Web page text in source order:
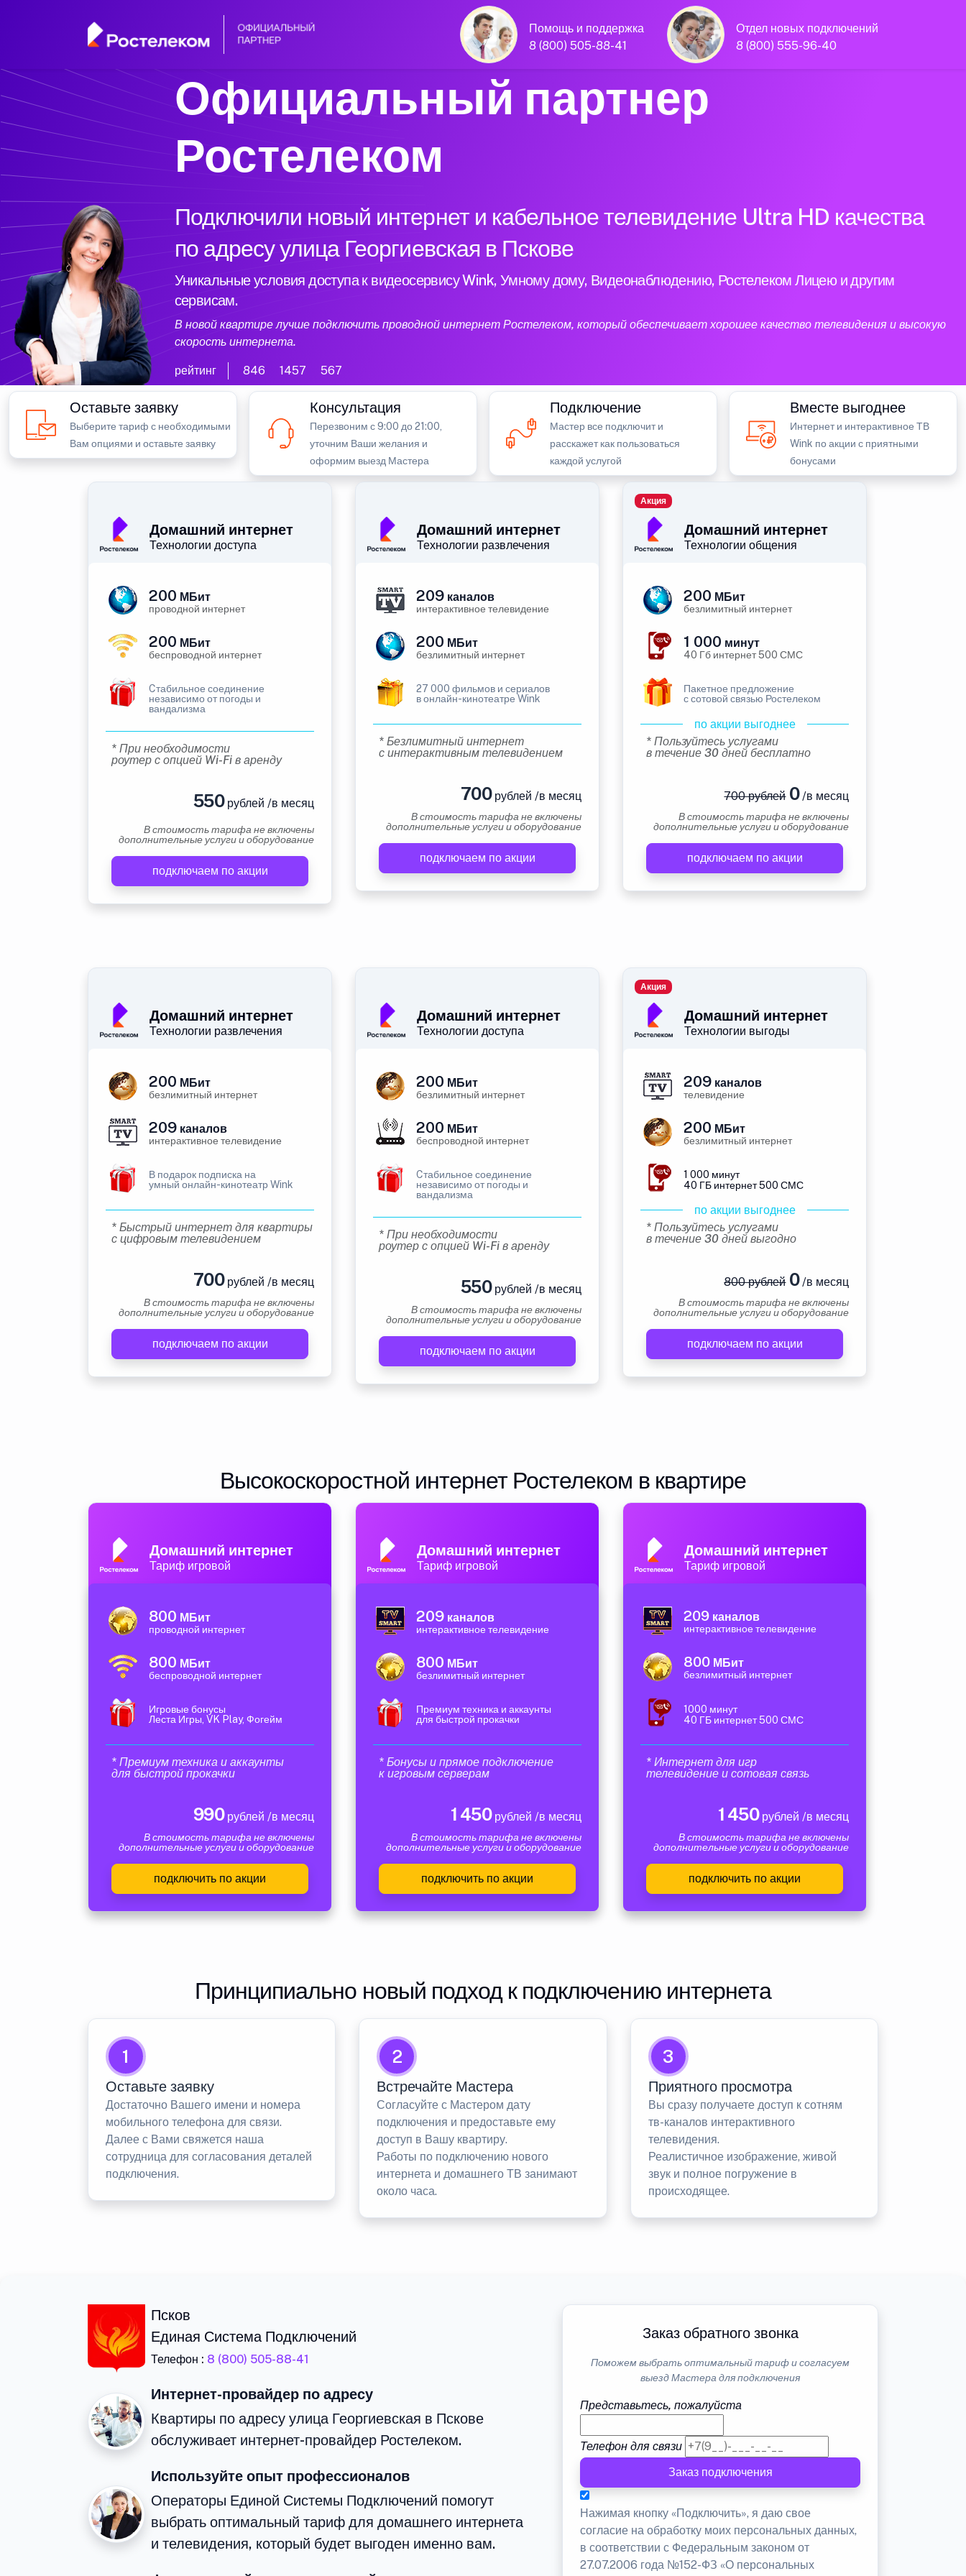
Помощь и поддержка
8 (800) 505-88-41
Отдел новых подключений
8 (800) 555-96-40
Официальный партнер
Ростелеком
Подключили новый интернет и кабельное телевидение Ultra HD качества
по адресу улица Георгиевская в Пскове
Уникальные условия доступа к видеосервису Wink, Умному дому, Видеонаблюдению, Ростелеком Лицею и другим
сервисам.
В новой квартире лучше подключить проводной интернет Ростелеком, который обеспечивает хорошее качество телевидения и высокую
скорость интернета.
рейтинг 846 1457 567
Оставьте заявку
Выберите тариф с необходимыми
Вам опциями и оставьте заявку
Консультация
Перезвоним с 9:00 до 21:00,
уточним Ваши желания и
оформим выезд Мастера
Подключение
Мастер все подключит и
расскажет как пользоваться
каждой услугой
Вместе выгоднее
Интернет и интерактивное ТВ
Wink по акции с приятными
бонусами
Домашний интернет
Технологии доступа
200 МБит
проводной интернет
200 МБит
беспроводной интернет
Cтабильное соединение
независимо от погоды и
вандализма
* При необходимости
роутер с опцией Wi-Fi в аренду
550рублей /в месяц
В стоимость тарифа не включены
дополнительные услуги и оборудование
подключаем по акции
Домашний интернет
Технологии развлечения
209 каналов
интерактивное телевидение
200 МБит
безлимитный интернет
27 000 фильмов и сериалов
в онлайн-кинотеатре Wink
* Безлимитный интернет
с интерактивным телевидением
700рублей /в месяц
В стоимость тарифа не включены
дополнительные услуги и оборудование
подключаем по акции
Домашний интернет
Технологии общения
Акция
200 МБит
безлимитный интернет
1 000 минут
40 Гб интернет 500 СМС
Пакетное предложение
с сотовой связью Ростелеком
по акции выгоднее
* Пользуйтесь услугами
в течение 30 дней бесплатно
700 рублей0/в месяц
В стоимость тарифа не включены
дополнительные услуги и оборудование
подключаем по акции
Домашний интернет
Технологии развлечения
200 МБит
безлимитный интернет
209 каналов
интерактивное телевидение
В подарок подписка на
умный онлайн-кинотеатр Wink
* Быстрый интернет для квартиры
с цифровым телевидением
700рублей /в месяц
В стоимость тарифа не включены
дополнительные услуги и оборудование
подключаем по акции
Домашний интернет
Технологии доступа
200 МБит
безлимитный интернет
200 МБит
беспроводной интернет
Cтабильное соединение
независимо от погоды и
вандализма
* При необходимости
роутер с опцией Wi-Fi в аренду
550рублей /в месяц
В стоимость тарифа не включены
дополнительные услуги и оборудование
подключаем по акции
Домашний интернет
Технологии выгоды
Акция
209 каналов
телевидение
200 МБит
безлимитный интернет
1 000 минут
40 ГБ интернет 500 СМС
по акции выгоднее
* Пользуйтесь услугами
в течение 30 дней выгодно
800 рублей0/в месяц
В стоимость тарифа не включены
дополнительные услуги и оборудование
подключаем по акции
Высокоскоростной интернет Ростелеком в квартире
Домашний интернет
Тариф игровой
800 МБит
проводной интернет
800 МБит
беспроводной интернет
Игровые бонусы
Леста Игры, VK Play, Фогейм
* Премиум техника и аккаунты
для быстрой прокачки
990рублей /в месяц
В стоимость тарифа не включены
дополнительные услуги и оборудование
подключить по акции
Домашний интернет
Тариф игровой
209 каналов
интерактивное телевидение
800 МБит
безлимитный интернет
Премиум техника и аккаунты
для быстрой прокачки
* Бонусы и прямое подключение
к игровым серверам
1 450рублей /в месяц
В стоимость тарифа не включены
дополнительные услуги и оборудование
подключить по акции
Домашний интернет
Тариф игровой
209 каналов
интерактивное телевидение
800 МБит
безлимитный интернет
1000 минут
40 ГБ интернет 500 СМС
* Интернет для игр
телевидение и сотовая связь
1 450рублей /в месяц
В стоимость тарифа не включены
дополнительные услуги и оборудование
подключить по акции
Принципиально новый подход к подключению интернета
1
Оставьте заявку
Достаточно Вашего имени и номера
мобильного телефона для связи.
Далее с Вами свяжется наша
сотрудница для согласования деталей
подключения.
2
Встречайте Мастера
Согласуйте с Мастером дату
подключения и предоставьте ему
доступ в Вашу квартиру.
Работы по подключению нового
интернета и домашнего ТВ занимают
около часа.
3
Приятного просмотра
Вы сразу получаете доступ к сотням
тв-каналов интерактивного
телевидения.
Реалистичное изображение, живой
звук и полное погружение в
происходящее.
Псков
Единая Система Подключений
Телефон : 8 (800) 505-88-41
Интернет-провайдер по адресу
Квартиры по адресу улица Георгиевская в Пскове
обслуживает интернет-провайдер Ростелеком.
Используйте опыт профессионалов
Операторы Единой Системы Подключений помогут
выбрать оптимальный тариф для домашнего интернета
и телевидения, который будет выгоден именно вам.
Заказ обратного звонка
Поможем выбрать оптимальный тариф и согласуем
выезд Мастера для подключения
Представьтесь, пожалуйста
Телефон для связи
Заказ подключения
Нажимая кнопку «Подключить», я даю свое
согласие на обработку моих персональных данных,
в соответствии с Федеральным законом от
27.07.2006 года №152-ФЗ «О персональных